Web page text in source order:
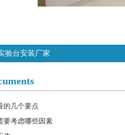
验台安装厂家
的几个要点
要考虑哪些因素